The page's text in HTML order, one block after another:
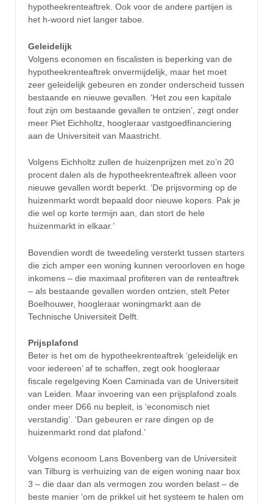
hypotheekrenteaftrek. Ook voor de andere partijen is
het h-woord niet langer taboe.
Geleidelijk
Volgens economen en fiscalisten is beperking van de
hypotheekrenteaftrek onvermijdelijk, maar het moet
zeer geleidelijk gebeuren en zonder onderscheid tussen
bestaande en nieuwe gevallen. ‘Het zou een kapitale
fout zijn om bestaande gevallen te ontzien’, zegt onder
meer Piet Eichholtz, hoogleraar vastgoedfinanciering
aan de Universiteit van Maastricht.
Volgens Eichholtz zullen de huizenprijzen met zo’n 20
procent dalen als de hypotheekrenteaftrek alleen voor
nieuwe gevallen wordt beperkt. ‘De prijsvorming op de
huizenmarkt wordt bepaald door nieuwe kopers. Pak je
die wel op korte termijn aan, dan stort de hele
huizenmarkt in elkaar.’
Bovendien wordt de tweedeling versterkt tussen starters
die zich amper een woning kunnen veroorloven en hoge
inkomens – die maximaal profiteren van de renteaftrek
– als bestaande gevallen worden ontzien, stelt Peter
Boelhouwer, hoogleraar woningmarkt aan de
Technische Universiteit Delft.
Prijsplafond
Beter is het om de hypotheekrenteaftrek ‘geleidelijk en
voor iedereen’ af te schaffen, zegt ook hoogleraar
fiscale regelgeving Koen Caminada van de Universiteit
van Leiden. Maar invoering van een prijsplafond zoals
onder meer D66 nu bepleit, is ‘economisch niet
verstandig’. ‘Dan gebeuren er rare dingen op de
huizenmarkt rond dat plafond.’
Volgens econoom Lans Bovenberg van de Universiteit
van Tilburg is verhuizing van de eigen woning naar box
3 – die daar dan als vermogen zou worden belast – de
beste manier ‘om de prikkel uit het systeem te halen om